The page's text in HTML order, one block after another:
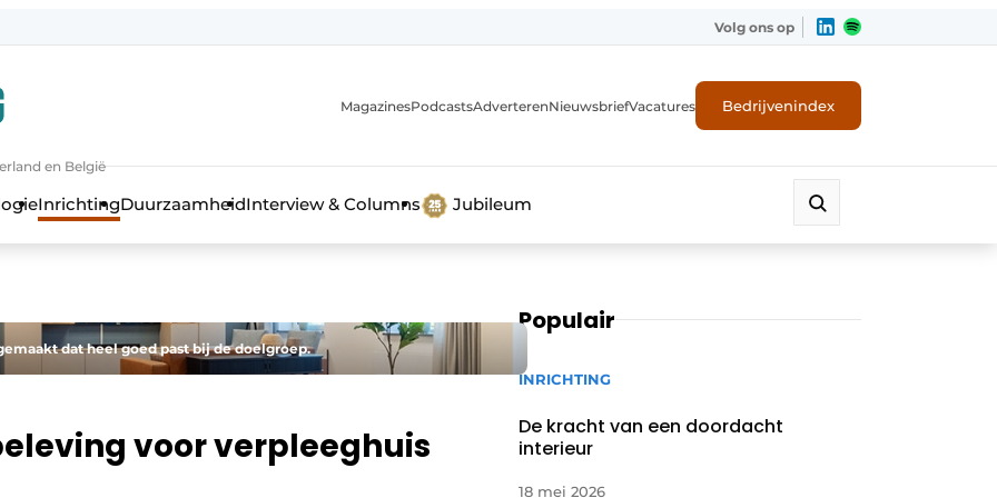
Volg ons op
en België
MagazinesPodcastsAdverterenNieuwsbriefVacatures Bedrijvenindex
InrichtingDuurzaamheidInterview & Columns Jubileum
dat heel goed past bij de doelgroep.
voor verpleeghuis
Populair
INRICHTING
De kracht van een doordacht
interieur
18 mei 2026